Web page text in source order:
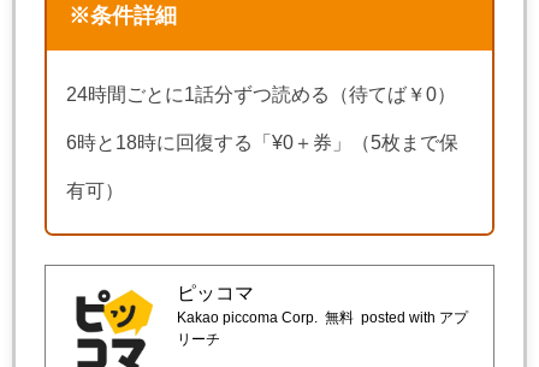
※条件詳細
24時間ごとに1話分ずつ読める（待てば￥0）
6時と18時に回復する「¥0＋券」（5枚まで保
有可）
ピッコマ
Kakao piccoma Corp. 無料 posted with アプ
リーチ